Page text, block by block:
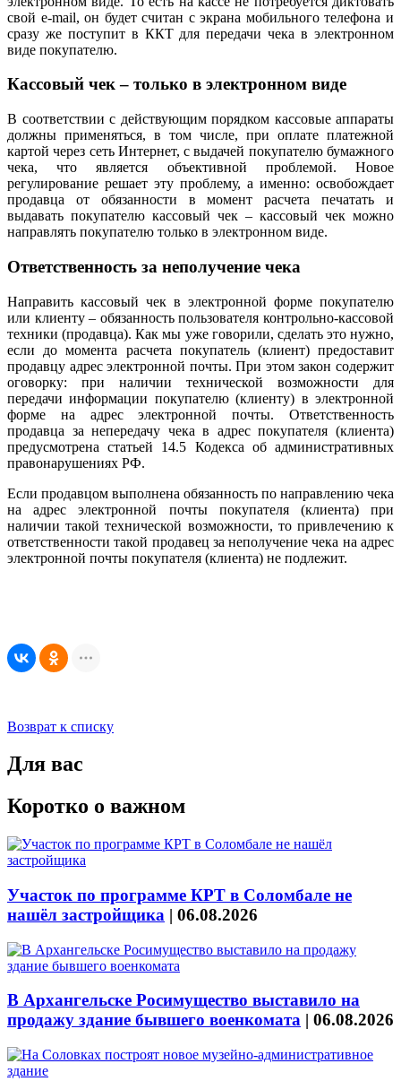
свой e-mail, он будет считан с экрана мобильного телефона и
сразу же поступит в ККТ для передачи чека в электронном
виде покупателю.
Кассовый чек – только в электронном виде
В соответствии с действующим порядком кассовые аппараты
должны применяться, в том числе, при оплате платежной
картой через сеть Интернет, с выдачей покупателю бумажного
чека, что является объективной проблемой. Новое
регулирование решает эту проблему, а именно: освобождает
продавца от обязанности в момент расчета печатать и
выдавать покупателю кассовый чек – кассовый чек можно
направлять покупателю только в электронном виде.
Ответственность за неполучение чека
Направить кассовый чек в электронной форме покупателю
или клиенту – обязанность пользователя контрольно-кассовой
техники (продавца). Как мы уже говорили, сделать это нужно,
если до момента расчета покупатель (клиент) предоставит
продавцу адрес электронной почты. При этом закон содержит
оговорку: при наличии технической возможности для
передачи информации покупателю (клиенту) в электронной
форме на адрес электронной почты. Ответственность
продавца за непередачу чека в адрес покупателя (клиента)
предусмотрена статьей 14.5 Кодекса об административных
правонарушениях РФ.
Если продавцом выполнена обязанность по направлению чека
на адрес электронной почты покупателя (клиента) при
наличии такой технической возможности, то привлечению к
ответственности такой продавец за неполучение чека на адрес
электронной почты покупателя (клиента) не подлежит.
Возврат к списку
Для вас
Коротко о важном
Участок по программе КРТ в Соломбале не
нашёл застройщика | 06.08.2026
В Архангельске Росимущество выставило на
продажу здание бывшего военкомата | 06.08.2026